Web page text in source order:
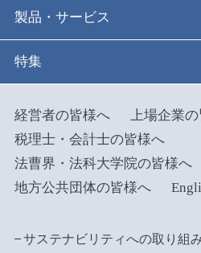
製品・サービス
特集
経営者の皆様へ
上場企業
税理士・会計士の皆様へ
法曹界・法科大学院の皆様へ
地方公共団体の皆様へ
サステナビリティへの取り組